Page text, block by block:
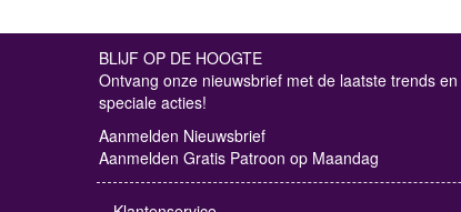
BLIJF OP DE HOOGTE
Ontvang onze nieuwsbrief met de laatste trends
speciale acties!
Aanmelden Nieuwsbrief
Aanmelden Gratis Patroon op Maandag